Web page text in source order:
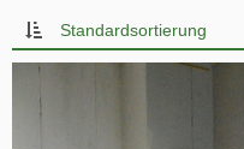
Standardsortierung